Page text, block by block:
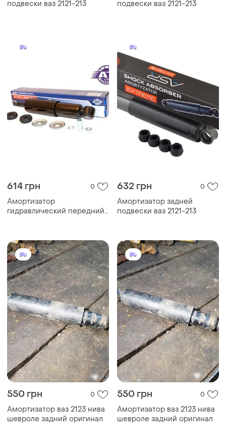
подвески ваз 2121-213 подвески ваз 2121-213
614 грн 0
Амортизатор
гидравлический передний
632 грн 0
Амортизатор задней
подвески ваз 2121-213
550 грн 0
Амортизатор ваз 2123 нива
шевроле задний оригинал
550 грн 0
Амортизатор ваз 2123 нива
шевроле задний оригинал